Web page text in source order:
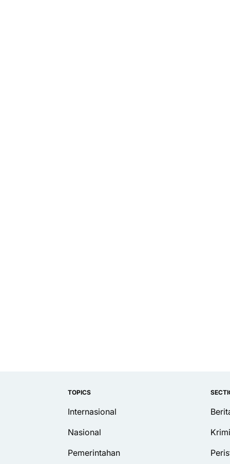
TOPICS
Internasional
Nasional
Pemerintahan